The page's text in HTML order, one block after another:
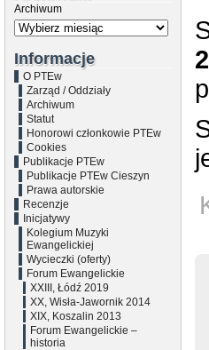
Archiwum
Informacje
O PTEw
Zarząd / Oddziały
Archiwum
Statut
Honorowi członkowie PTEw
Cookies
Publikacje PTEw
Publikacje PTEw Cieszyn
Prawa autorskie
Recenzje
Inicjatywy
Kolegium Muzyki
Ewangelickiej
Wycieczki (oferty)
Forum Ewangelickie
XXIII, Łódź 2019
XX, Wisła-Jawornik 2014
XIX, Koszalin 2013
Forum Ewangelickie –
historia